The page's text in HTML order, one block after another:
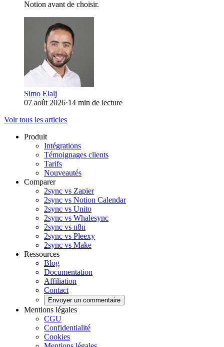
Notion avant de choisir.
Simo Elalj
07 août 2026·14 min de lecture
Voir tous les articles
Produit
Intégrations
Témoignages clients
Tarifs
Nouveautés
Comparer
2sync vs Zapier
2sync vs Notion Calendar
2sync vs Unito
2sync vs Whalesync
2sync vs n8n
2sync vs Pleexy
2sync vs Make
Ressources
Blog
Documentation
Affiliation
Contact
Envoyer un commentaire
Mentions légales
CGU
Confidentialité
Cookies